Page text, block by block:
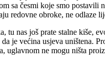
sa česmi koje smo postavili
redovne obroke, ne odlaze
tu nas još prate stalne kiše,
je većina usjeva uništena.
uglavnom ne mogu ništa